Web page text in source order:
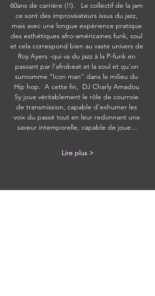
60ans de carrière (!!).   Le collectif de la jam
ce sont des improvisateurs issus du jazz,
mais avec une longue expérience pratique
des esthétiques afro-américaines funk, soul
et cela correspond bien au vaste univers de
Roy Ayers -qui va du jazz à la P-funk en
passant par l'afrobeat et la soul et qu'on
surnomme "Icon man" dans le milieu du
Hip hop.  A cette fin,  DJ Charly Amadou
Sy joue véritablement le rôle de courroie
de transmission, capable d'exhumer les
voix du passé tout en leur redonnant une
saveur intemporelle, capable de joue…
Lire plus >